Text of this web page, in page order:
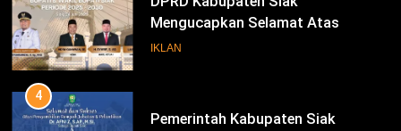
Mengucapkan Selamat Atas
Pengambilan Sumpah Jabatan
IKLAN
4
Pemerintah Kabupaten Siak